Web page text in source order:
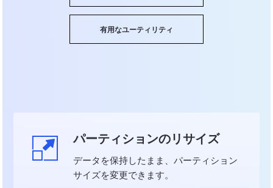
有用なユーティリティ
パーティションのリサイズ
データを保持したまま、パーティション
サイズを変更できます。